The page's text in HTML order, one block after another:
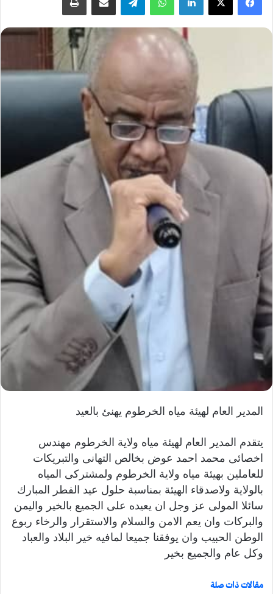
ي
د
إ
ك
ت
ر
ا
المدير العام لهيئة مياه الخرطوم يهنئ بالعيد
يتقدم المدير العام لهيئة مياه ولاية الخرطوم مهندس
اخصائى محمد احمد عوض بخالص التهانى والتبريكات
للعاملين بهيئة مياه ولاية الخرطوم ولمشتركى المياه
بالولاية ولاصدقاء الهيئة بمناسبة حلول عيد الفطر المبارك
سائلا المولى عز وجل ان يعيده على الجميع بالخير واليمن
والبركات وان يعم الامن والسلام والاستقرار والرخاء ربوع
الوطن الحبيب وان يوفقنا جميعا لمافيه خير البلاد والعباد
وكل عام والجميع بخير
مقالات ذات صلة